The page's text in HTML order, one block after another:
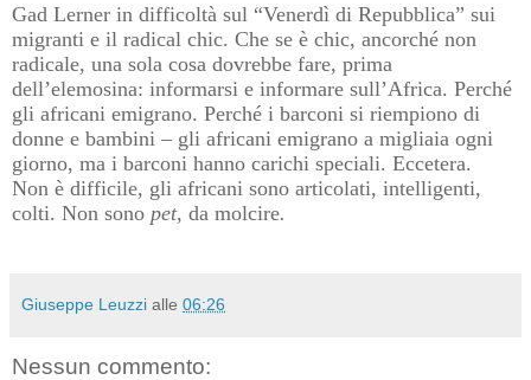
Gad Lerner in difficoltà sul “Venerdì di Repubblica” sui
migranti e il radical chic. Che se è chic, ancorché non
radicale, una sola cosa dovrebbe fare, prima
dell’elemosina: informarsi e informare sull’Africa. Perché
gli africani emigrano. Perché i barconi si riempiono di
donne e bambini – gli africani emigrano a migliaia ogni
giorno, ma i barconi hanno carichi speciali. Eccetera.
Non è difficile, gli africani sono articolati, intelligenti,
colti. Non sono pet, da molcire.
Giuseppe Leuzzi alle 06:26
Nessun commento: